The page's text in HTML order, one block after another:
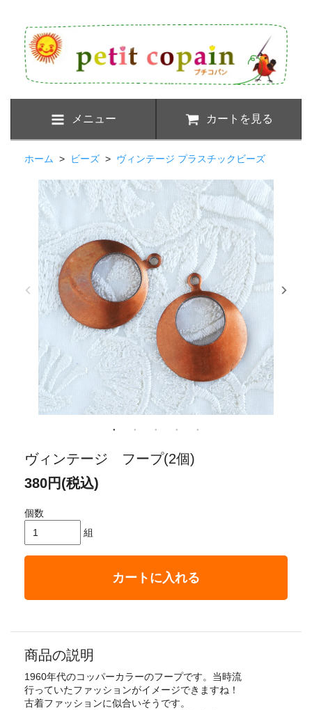
メニュー カートを見る
ホーム > ビーズ > ヴィンテージ プラスチックビーズ
ヴィンテージ フープ(2個)
380円(税込)
個数
組
カートに入れる
商品の説明
1960年代のコッパーカラーのフープです。当時流
行っていたファッションがイメージできますね！
古着ファッションに似合いそうです。